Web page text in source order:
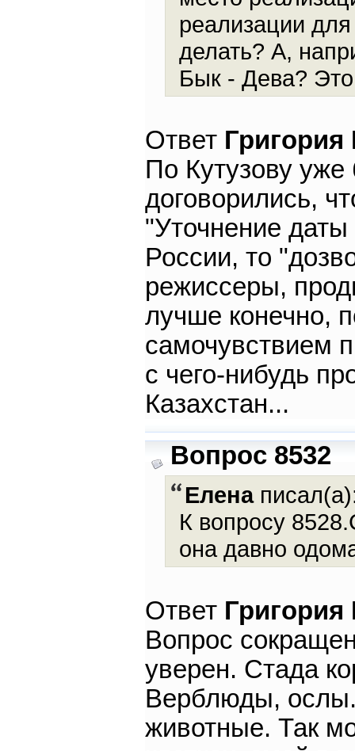
реализации
делать? А,
Бык - Дева?
Ответ
По Кутузову
договорились,
"Уточнение
России, то
режиссеры,
лучше конечно,
самочувствием
с чего-нибудь
Казахстан...
Вопрос 8532
Елена
К вопросу
она давно
Ответ
Вопрос
уверен. Стада
Верблюды,
животные. Так